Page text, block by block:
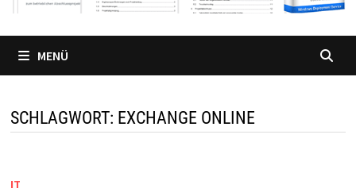
MENÜ
SCHLAGWORT: EXCHANGE ONLINE
IT